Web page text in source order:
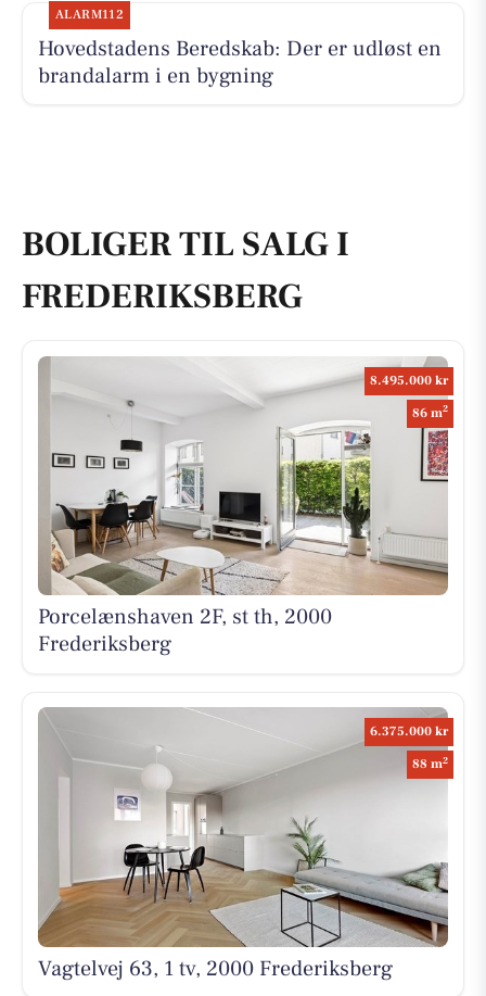
ALARM112
Hovedstadens Beredskab: Der er udløst en
brandalarm i en bygning
BOLIGER TIL SALG I
FREDERIKSBERG
8.495.000 kr
86 m2
Porcelænshaven 2F, st th, 2000
Frederiksberg
6.375.000 kr
88 m2
Vagtelvej 63, 1 tv, 2000 Frederiksberg